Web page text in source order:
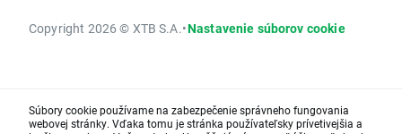
Copyright 2026 © XTB S.A.•Nastavenie súborov cookie
Súbory cookie používame na zabezpečenie správneho fungovania
webovej stránky. Vďaka tomu je stránka používateľsky prívetivejšia a